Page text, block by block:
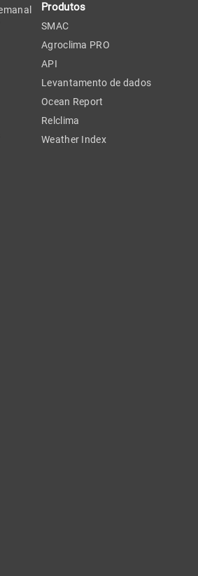
Produtos
SMAC
Agroclima PRO
API
Levantamento de dados
Ocean Report
Relclima
Weather Index